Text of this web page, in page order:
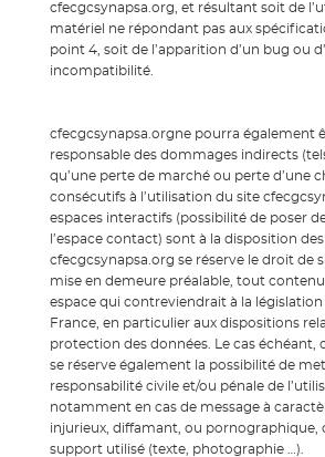
cfecgcsynapsa.org, et résultant soit de
matériel ne répondant pas aux
point 4, soit de l’apparition d’un bug ou
incompatibilité.
cfecgcsynapsa.orgne pourra également
responsable des dommages indirects
qu’une perte de marché ou perte d’une
consécutifs à l’utilisation du site
espaces interactifs (possibilité de poser
l’espace contact) sont à la disposition
cfecgcsynapsa.org se réserve le droit de
mise en demeure préalable, tout
espace qui contreviendrait à la législation
France, en particulier aux dispositions
protection des données. Le cas échéant,
se réserve également la possibilité de
responsabilité civile et/ou pénale de
notamment en cas de message à
injurieux, diffamant, ou pornographique,
support utilisé (texte, photographie …).